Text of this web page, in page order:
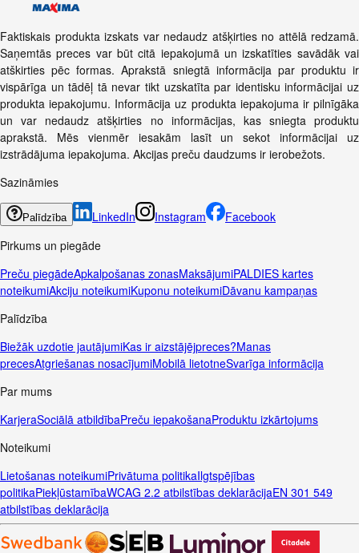
Faktiskais produkta izskats var nedaudz atšķirties no attēlā redzamā.
Saņemtās preces var būt citā iepakojumā un izskatīties savādāk vai
atškirties pēc formas. Aprakstā sniegtā informācija par produktu ir
vispārīga un tādēļ tā nevar tikt uzskatīta par identisku informācijai uz
produkta iepakojumu. Informācija uz produkta iepakojuma ir pilnīgāka
un var nedaudz atšķirties no informācijas, kas sniegta produktu
aprakstā. Mēs vienmēr iesakām lasīt un sekot informācijai uz
izstrādājuma iepakojuma. Akcijas preču daudzums ir ierobežots.
Sazināmies
Palīdzība LinkedIn Instagram
Facebook
Pirkums un piegāde
Preču piegādeApkalpošanas zonasMaksājumiPALDIES kartes
noteikumiAkciju noteikumiKuponu noteikumiDāvanu kampaņas
Palīdzība
Biežāk uzdotie jautājumiKas ir aizstājējpreces?Manas
precesAtgriešanas nosacījumiMobilā lietotneSvarīga informācija
Par mums
KarjeraSociālā atbildībaPreču iepakošanaProduktu izkārtojums
Noteikumi
Lietošanas noteikumiPrivātuma politikaIlgtspējības
politikaPiekļūstamībaWCAG 2.2 atbilstības deklarācijaEN 301 549
atbilstības deklarācija